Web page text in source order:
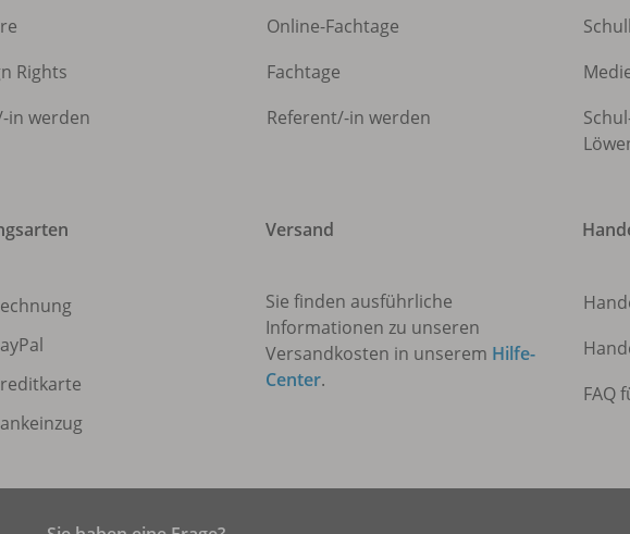
Rights
-in werden
Online-Fachtage
Fachtage
Referent/-in werden
Versand
Sie finden ausführliche
Informationen zu unseren
Versandkosten in unserem Hilfe-
Center.
FAQ